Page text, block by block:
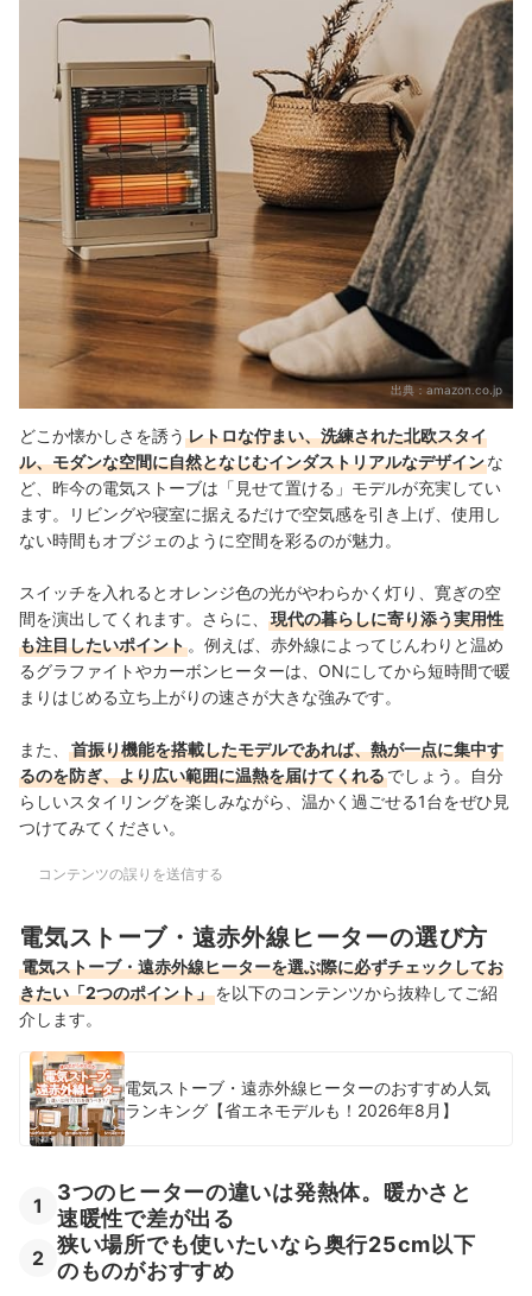
出典：amazon.co.jp
どこか懐かしさを誘う レトロな佇まい、洗練された北欧スタイ
ル、モダンな空間に自然となじむインダストリアルなデザインな
ど、昨今の電気ストーブは「見せて置ける」モデルが充実してい
ます。リビングや寝室に据えるだけで空気感を引き上げ、使用し
ない時間もオブジェのように空間を彩るのが魅力。
スイッチを入れるとオレンジ色の光がやわらかく灯り、寛ぎの空
間を演出してくれます。さらに、
現代の暮らしに寄り添う実用性
も注目したいポイント 。例えば、赤外線によってじんわりと温め
るグラファイトやカーボンヒーターは、ONにしてから短時間で暖
まりはじめる立ち上がりの速さが大きな強みです。
また、
首振り機能を搭載したモデルであれば、熱が一点に集中す
るのを防ぎ、より広い範囲に温熱を届けてくれるでしょう。自分
らしいスタイリングを楽しみながら、温かく過ごせる1台をぜひ見
つけてみてください。
コンテンツの誤りを送信する
電気ストーブ・遠赤外線ヒーターの選び方
電気ストーブ・遠赤外線ヒーターを選ぶ際に必ずチェックしてお
きたい「2つのポイント」を以下のコンテンツから抜粋してご紹
介します。
電気ストーブ・遠赤外線ヒーターのおすすめ人気
ランキング【省エネモデルも！2026年8月】
1
3つのヒーターの違いは発熱体。暖かさと
速暖性で差が出る
2
狭い場所でも使いたいなら奥行25cm以下
のものがおすすめ